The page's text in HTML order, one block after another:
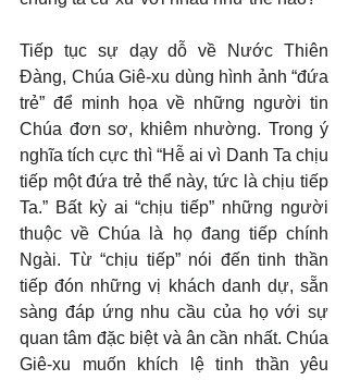
Tiếp tục sự dạy dỗ về Nước Thiên
Đàng, Chúa Giê-xu dùng hình ảnh “đứa
trẻ” để minh họa về những người tin
Chúa đơn sơ, khiêm nhường. Trong ý
nghĩa tích cực thì “Hễ ai vì Danh Ta chịu
tiếp một đứa trẻ thể này, tức là chịu tiếp
Ta.” Bất kỳ ai “chịu tiếp” những người
thuộc về Chúa là họ đang tiếp chính
Ngài. Từ “chịu tiếp” nói đến tinh thần
tiếp đón những vị khách danh dự, sẵn
sàng đáp ứng nhu cầu của họ với sự
quan tâm đặc biệt và ân cần nhất. Chúa
Giê-xu muốn khích lệ tinh thần yêu